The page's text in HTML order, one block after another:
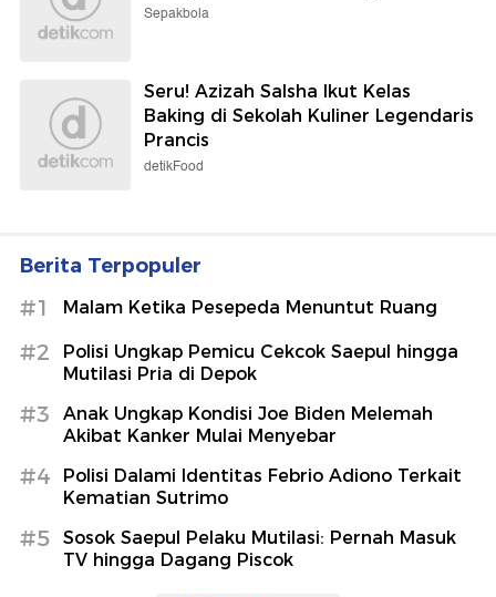
Sepakbola
Seru! Azizah Salsha Ikut Kelas
Baking di Sekolah Kuliner Legendaris
Prancis
detikFood
Berita Terpopuler
#1 Malam Ketika Pesepeda Menuntut Ruang
#2
Polisi Ungkap Pemicu Cekcok Saepul hingga
Mutilasi Pria di Depok
#3
Anak Ungkap Kondisi Joe Biden Melemah
Akibat Kanker Mulai Menyebar
#4
Polisi Dalami Identitas Febrio Adiono Terkait
Kematian Sutrimo
#5
Sosok Saepul Pelaku Mutilasi: Pernah Masuk
TV hingga Dagang Piscok